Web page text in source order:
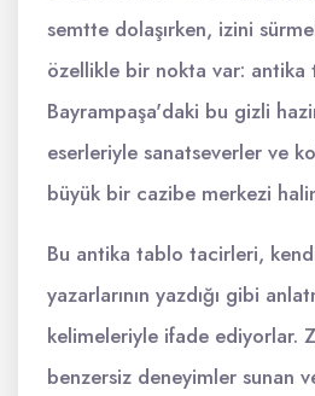
semtte dolaşırken, izini
özellikle bir nokta var:
Bayrampaşa'daki bu gizli
eserleriyle sanatseverler ve
büyük bir cazibe merkezi
Bu antika tablo tacirleri,
yazarlarının yazdığı gibi
kelimeleriyle ifade ediyorlar.
benzersiz deneyimler sunan